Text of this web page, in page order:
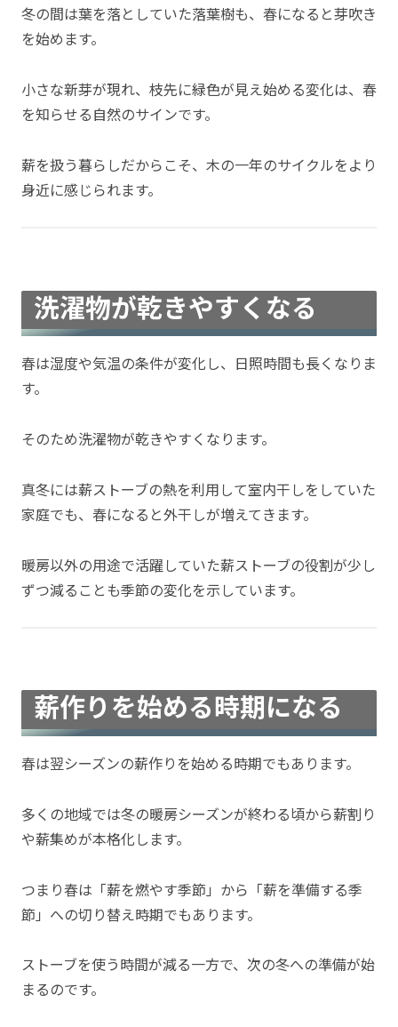
冬の間は葉を落としていた落葉樹も、春になると芽吹き
を始めます。
小さな新芽が現れ、枝先に緑色が見え始める変化は、春
を知らせる自然のサインです。
薪を扱う暮らしだからこそ、木の一年のサイクルをより
身近に感じられます。
洗濯物が乾きやすくなる
春は湿度や気温の条件が変化し、日照時間も長くなりま
す。
そのため洗濯物が乾きやすくなります。
真冬には薪ストーブの熱を利用して室内干しをしていた
家庭でも、春になると外干しが増えてきます。
暖房以外の用途で活躍していた薪ストーブの役割が少し
ずつ減ることも季節の変化を示しています。
薪作りを始める時期になる
春は翌シーズンの薪作りを始める時期でもあります。
多くの地域では冬の暖房シーズンが終わる頃から薪割り
や薪集めが本格化します。
つまり春は「薪を燃やす季節」から「薪を準備する季
節」への切り替え時期でもあります。
ストーブを使う時間が減る一方で、次の冬への準備が始
まるのです。